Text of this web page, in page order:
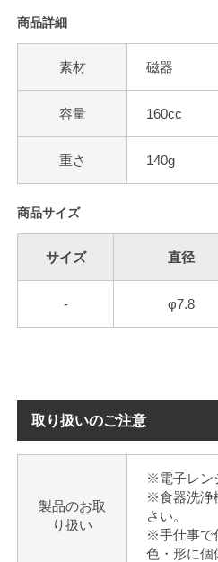
商品詳細
素材 磁器
容量 160cc
重さ 140g
商品サイズ
サイズ 直径
- φ7.8
取り扱いのご注意
製品のお取
り扱い
※電子レン
※食器洗浄
さい。
※手仕事で
色・形に個